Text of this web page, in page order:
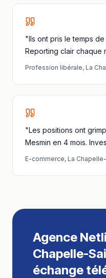
"Ils ont pris le temps
Reporting clair chaque
Profession libérale, La
"Les positions ont
Mesmin en 4 mois.
E-commerce, La
Agence
Chapelle-
échange